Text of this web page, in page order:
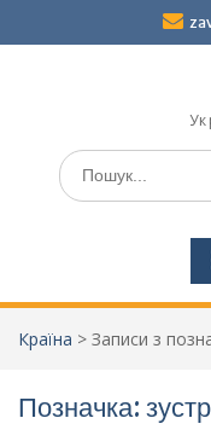
Шукати:
Країна > Записи з
Позначка: